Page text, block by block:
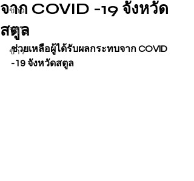
ข่าว
วิดีโอ
ข่าว
จาก COVID -19 จังหวัด
สตูล
ช่วยเหลือผู้ได้รับผลกระทบจาก COVID
-19 จังหวัดสตูล